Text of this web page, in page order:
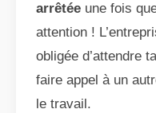
arrêtée une fois
attention !
obligée d’attendre
faire appel à un
le travail.